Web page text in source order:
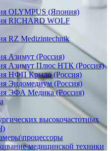
OLYMPUS (Япония)
RICHARD WOLF
RZ Medizintechnik
Азимут (Россия)
Азимут Плюс НТК (Россия)
НФП Крыло (Россия)
Эндомедиум (Россия)
ЭФА Медика (Россия)
высокочастотных
медицинской техники